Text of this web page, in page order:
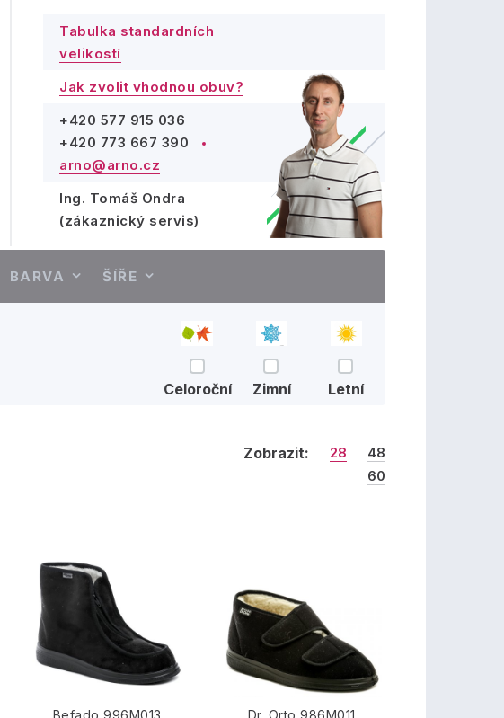
Tabulka standardních
velikostí
Jak zvolit vhodnou obuv?
+420 577 915 036
+420 773 667 390
arno@arno.cz
Ing. Tomáš Ondra
(zákaznický servis)
BARVA ŠÍŘE
Celoroční Zimní Letní
Zobrazit: 28
48
60